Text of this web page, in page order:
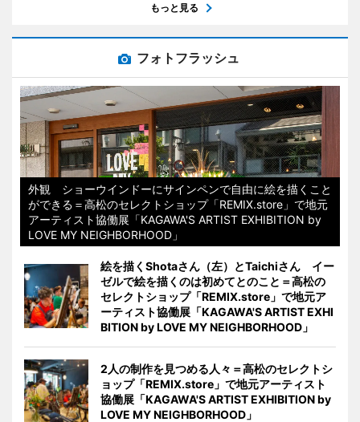
もっと見る
フォトフラッシュ
外観 ショーウインドーにサインペンで自由に絵を描くこと
ができる＝高松のセレクトショップ「REMIX.store」で地元
アーティスト協働展「KAGAWA'S ARTIST EXHIBITION by
LOVE MY NEIGHBORHOOD」
絵を描くShotaさん（左）とTaichiさん イー
ゼルで絵を描くのは初めてとのこと＝高松の
セレクトショップ「REMIX.store」で地元ア
ーティスト協働展「KAGAWA'S ARTIST EXHI
BITION by LOVE MY NEIGHBORHOOD」
2人の制作を見つめる人々＝高松のセレクトシ
ョップ「REMIX.store」で地元アーティスト
協働展「KAGAWA'S ARTIST EXHIBITION by
LOVE MY NEIGHBORHOOD」